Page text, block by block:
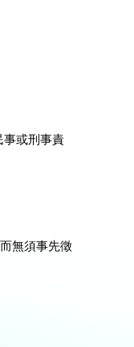
事或刑事責
無須事先徵